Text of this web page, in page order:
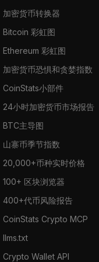
加密货币转换器
Bitcoin 彩虹图
Ethereum 彩虹图
加密货币恐惧和贪婪指数
CoinStats小部件
24小时加密货币市场报告
BTC主导图
山寨币季节指数
20,000+币种实时价格
100+ 区块浏览器
400+代币风险报告
CoinStats Crypto MCP
llms.txt
Crypto Wallet API